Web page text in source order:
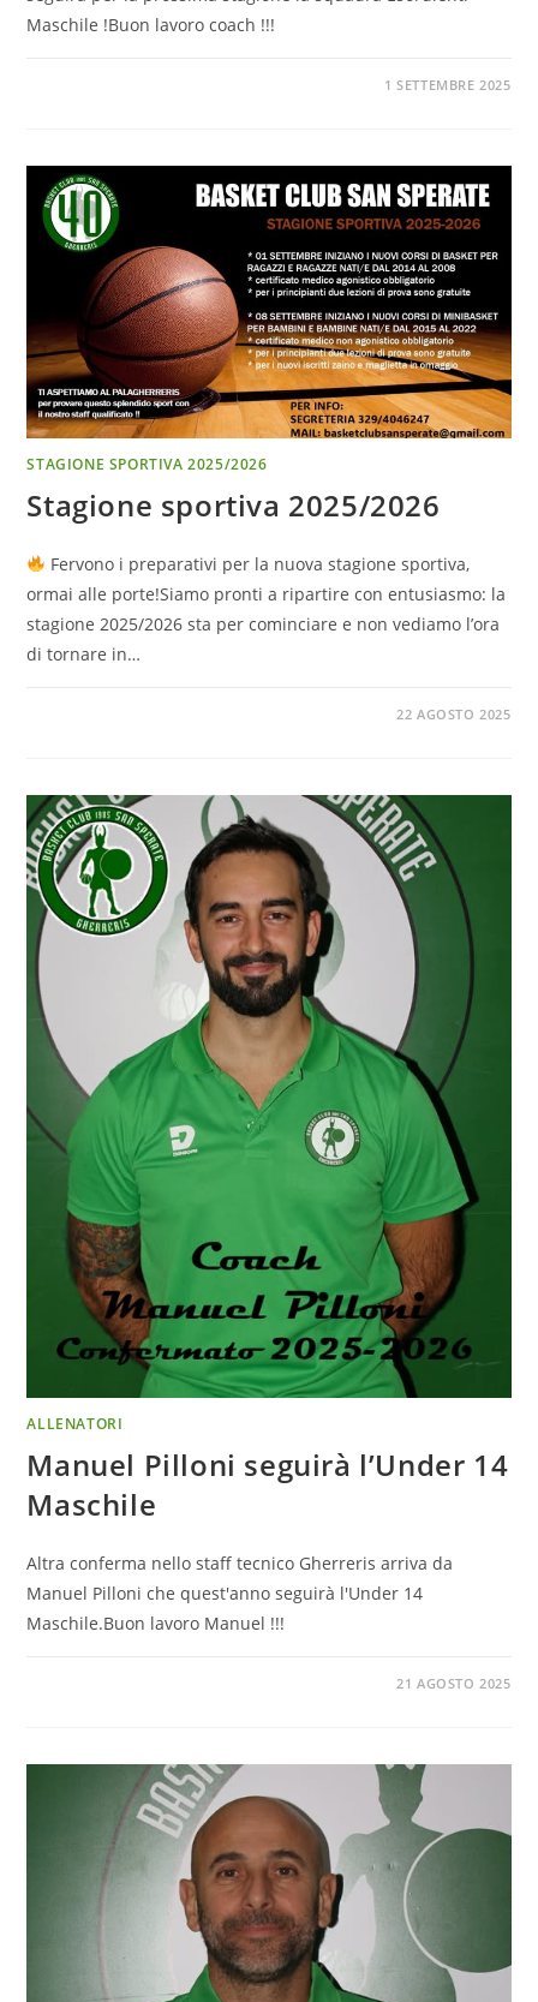
Maschile !Buon lavoro coach !!!
1 SETTEMBRE 2025
STAGIONE SPORTIVA 2025/2026
Stagione sportiva 2025/2026
Fervono i preparativi per la nuova stagione sportiva,
ormai alle porte!Siamo pronti a ripartire con entusiasmo: la
stagione 2025/2026 sta per cominciare e non vediamo l’ora
di tornare in…
22 AGOSTO 2025
ALLENATORI
Manuel Pilloni seguirà l’Under 14
Maschile
Altra conferma nello staff tecnico Gherreris arriva da
Manuel Pilloni che quest'anno seguirà l'Under 14
Maschile.Buon lavoro Manuel !!!
21 AGOSTO 2025